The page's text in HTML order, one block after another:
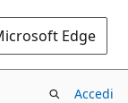
Edge
Accedi